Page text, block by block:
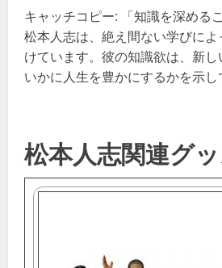
キャッチコピー: 「知識を深める
松本人志は、絶え間ない学びに
けています。彼の知識欲は、新
いかに人生を豊かにするかを示し
松本人志関連グ